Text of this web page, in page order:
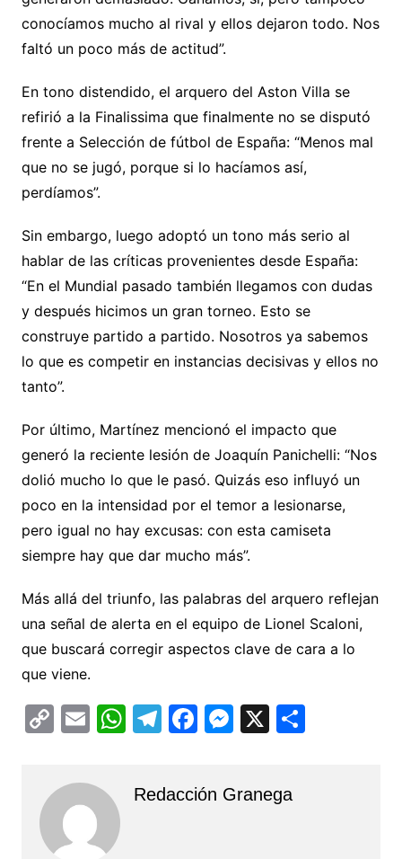
conocíamos mucho al rival y ellos dejaron todo. Nos
faltó un poco más de actitud”.
En tono distendido, el arquero del Aston Villa se
refirió a la Finalissima que finalmente no se disputó
frente a Selección de fútbol de España: “Menos mal
que no se jugó, porque si lo hacíamos así,
perdíamos”.
Sin embargo, luego adoptó un tono más serio al
hablar de las críticas provenientes desde España:
“En el Mundial pasado también llegamos con dudas
y después hicimos un gran torneo. Esto se
construye partido a partido. Nosotros ya sabemos
lo que es competir en instancias decisivas y ellos no
tanto”.
Por último, Martínez mencionó el impacto que
generó la reciente lesión de Joaquín Panichelli: “Nos
dolió mucho lo que le pasó. Quizás eso influyó un
poco en la intensidad por el temor a lesionarse,
pero igual no hay excusas: con esta camiseta
siempre hay que dar mucho más”.
Más allá del triunfo, las palabras del arquero reflejan
una señal de alerta en el equipo de Lionel Scaloni,
que buscará corregir aspectos clave de cara a lo
que viene.
C
p
y
Li
E
ai
l
W
s
T
gr
F
e
M
s
X C
Redacción Granega